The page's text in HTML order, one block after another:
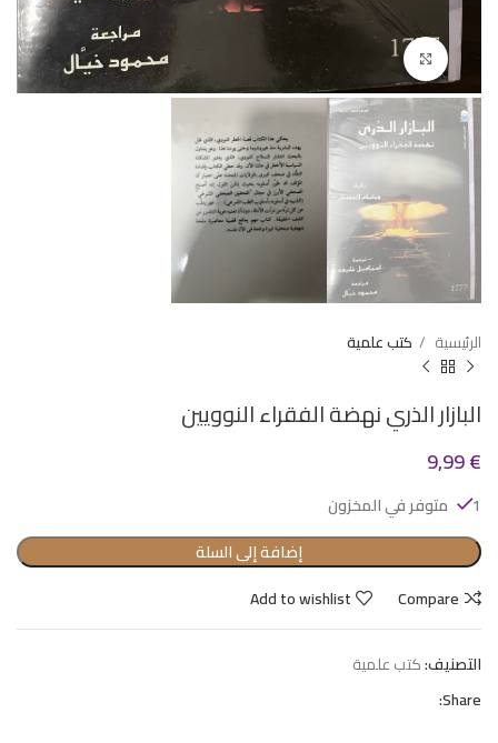
Click to enlarge
الرئيسية كتب علمية
البازار الذري نهضة الفقراء النوويين
9,99€
1 متوفر في المخزون
إضافة إلى السلة
Compare
Add to wishlist
التصنيف:كتب علمية
Share: